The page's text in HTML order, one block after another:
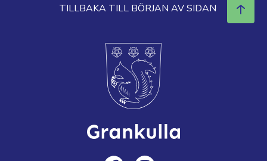
TILLBAKA TILL BÖRJAN AV SIDAN